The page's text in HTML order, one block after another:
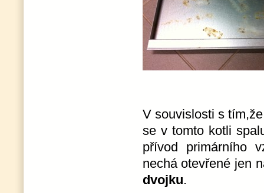
V souvislosti s
se v tomto kotli
přívod primárního
nechá otevřené jen
dvojku.